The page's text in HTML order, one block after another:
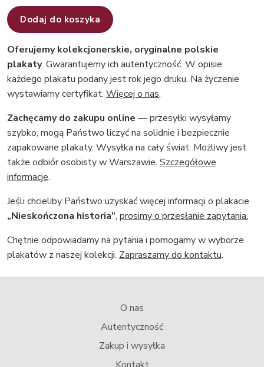
Dodaj do koszyka
Oferujemy kolekcjonerskie, oryginalne polskie
plakaty. Gwarantujemy ich autentyczność. W opisie
każdego plakatu podany jest rok jego druku. Na życzenie
wystawiamy certyfikat. Więcej o nas.
Zachęcamy do zakupu online — przesyłki wysyłamy
szybko, mogą Państwo liczyć na solidnie i bezpiecznie
zapakowane plakaty. Wysyłka na cały świat. Możliwy jest
także odbiór osobisty w Warszawie. Szczegółowe
informacje.
Jeśli chcieliby Państwo uzyskać więcej informacji o plakacie
„Nieskończona historia”, prosimy o przesłanie zapytania.
Chętnie odpowiadamy na pytania i pomogamy w wyborze
plakatów z naszej kolekcji. Zapraszamy do kontaktu.
O nas
Autentyczność
Zakup i wysyłka